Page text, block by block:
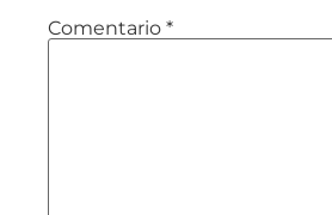
Comentario *